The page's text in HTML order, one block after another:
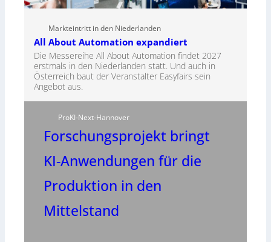
Markteintritt in den Niederlanden
All About Automation expandiert
Die Messereihe All About Automation findet 2027
erstmals in den Niederlanden statt. Und auch in
Österreich baut der Veranstalter Easyfairs sein
Angebot aus.
ProKI-Next-Hannover
Forschungsprojekt bringt
KI-Anwendungen für die
Produktion in den
Mittelstand